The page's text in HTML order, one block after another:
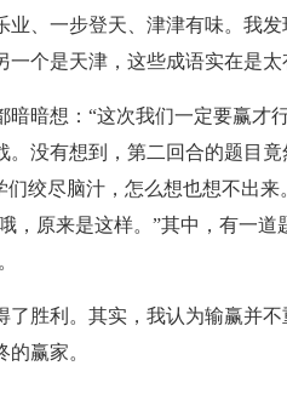
、一步登天、津津有味。我
个是天津，这些成语实在是太
暗想：“这次我们一定要赢才
没有想到，第二回合的题目
绞尽脑汁，怎么想也想不出
，原来是这样。”其中，有一道
胜利。其实，我认为输赢并
赢家。